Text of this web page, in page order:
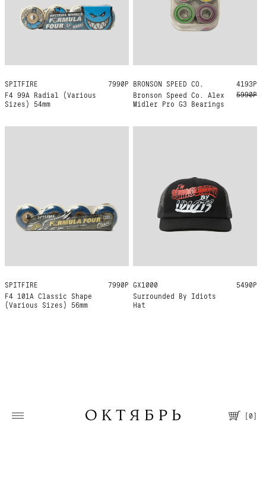
[0]
SPITFIRE
F4 99A Radial (Various
Sizes) 54mm
54MM 99A 7990Р BRONSON SPEED CO.
Bronson Speed Co. Alex
Midler Pro G3 Bearings
ONE SIZE
4193Р
5990Р
SPITFIRE
F4 101A Classic Shape
(Various Sizes) 56mm
56MM 101A 7990Р GX1000
Surrounded By Idiots
Hat
ONE SIZE 5490Р